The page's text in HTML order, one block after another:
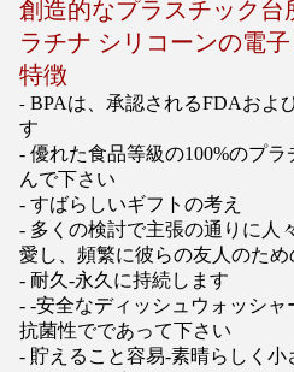
創造的なプラスチック台
ラチナ シリコーンの電
特徴
- BPAは、承認されるFDAおよ
す
- 優れた食品等級の100%のプ
んで下さい
- すばらしいギフトの考え
- 多くの検討で主張の通りに人
愛し、頻繁に彼らの友人のた
- 耐久-永久に持続します
- -安全なディッシュウォッシ
抗菌性でであって下さい
- 貯えること容易-素晴らしく